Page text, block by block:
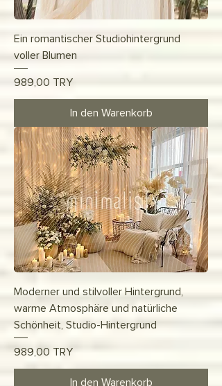
Ein romantischer Studiohintergrund
voller Blumen
Preis
989,00 TRY
In den Warenkorb
Moderner und stilvoller Hintergrund,
warme Atmosphäre und natürliche
Schönheit, Studio-Hintergrund
Preis
989,00 TRY
In den Warenkorb